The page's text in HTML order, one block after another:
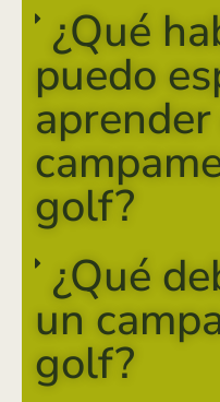
¿Qué
puedo
golf?
¿Qué
un
golf?